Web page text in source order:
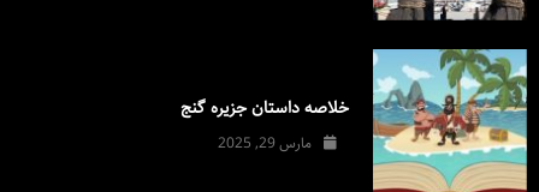
خلاصه داستان جزیره گنج
مارس 29, 2025